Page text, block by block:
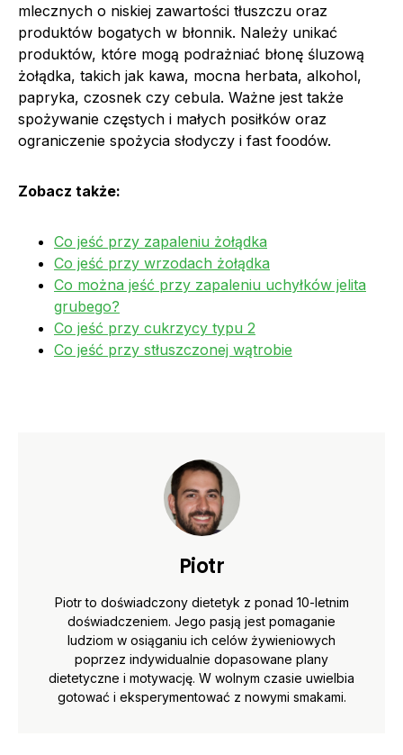
mlecznych o niskiej zawartości tłuszczu oraz
produktów bogatych w błonnik. Należy unikać
produktów, które mogą podrażniać błonę śluzową
żołądka, takich jak kawa, mocna herbata, alkohol,
papryka, czosnek czy cebula. Ważne jest także
spożywanie częstych i małych posiłków oraz
ograniczenie spożycia słodyczy i fast foodów.
Zobacz także:
Co jeść przy zapaleniu żołądka
Co jeść przy wrzodach żołądka
Co można jeść przy zapaleniu uchyłków jelita
grubego?
Co jeść przy cukrzycy typu 2
Co jeść przy stłuszczonej wątrobie
Piotr
Piotr to doświadczony dietetyk z ponad 10-letnim
doświadczeniem. Jego pasją jest pomaganie
ludziom w osiąganiu ich celów żywieniowych
poprzez indywidualnie dopasowane plany
dietetyczne i motywację. W wolnym czasie uwielbia
gotować i eksperymentować z nowymi smakami.